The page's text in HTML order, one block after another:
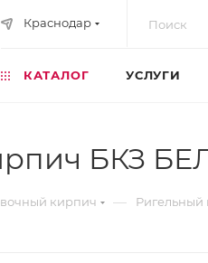
Краснодар
КАТАЛОГ УСЛУГИ
БКЗ
кирпич — Ригельный